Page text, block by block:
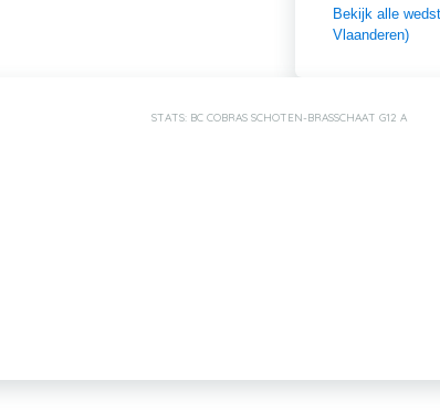
Bekijk alle
Vlaanderen)
STATS: BC COBRAS SCHOTEN-BRASSCHAAT G12 A